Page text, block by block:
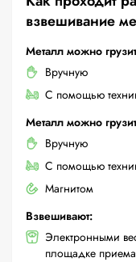
взвешивание
Металл можно
Вручную
С помощью
Металл можно
Вручную
С помощью
Магнитом
Взвешивают:
Электронными
площадке приема